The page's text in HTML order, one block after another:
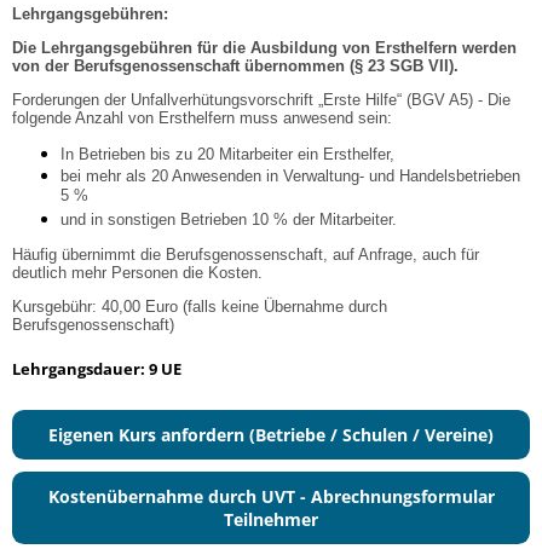
Lehrgangsgebühren:
Die Lehrgangsgebühren für die Ausbildung von Ersthelfern werden
von der Berufsgenossenschaft übernommen (§ 23 SGB VII).
Forderungen der Unfallverhütungsvorschrift „Erste Hilfe“ (BGV A5) - Die
folgende Anzahl von Ersthelfern muss anwesend sein:
In Betrieben bis zu 20 Mitarbeiter ein Ersthelfer,
bei mehr als 20 Anwesenden in Verwaltung- und Handelsbetrieben
5 %
und in sonstigen Betrieben 10 % der Mitarbeiter.
Häufig übernimmt die Berufsgenossenschaft, auf Anfrage, auch für
deutlich mehr Personen die Kosten.
Kursgebühr: 40,00 Euro (falls keine Übernahme durch
Berufsgenossenschaft)
Lehrgangsdauer: 9 UE
Eigenen Kurs anfordern (Betriebe / Schulen / Vereine)
Kostenübernahme durch UVT - Abrechnungsformular
Teilnehmer